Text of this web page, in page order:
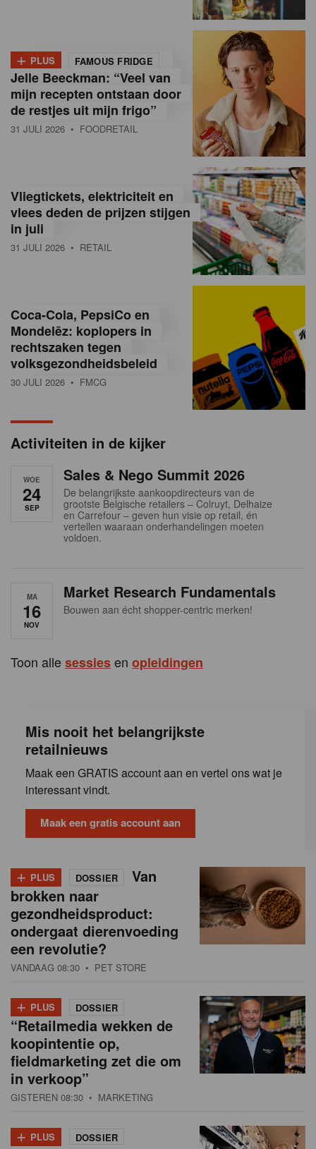
n
B
e
g
ë
e
a
n
+ PLUS FAMOUS FRIDGE
Jelle Beeckman: “Veel van
mijn recepten ontstaan door
de restjes uit mijn frigo”
31 JULI 2026 • FOODRETAIL
Vliegtickets, elektriciteit en
vlees deden de prijzen stijgen
in juli
31 JULI 2026 • RETAIL
Coca-Cola, PepsiCo en
Mondelēz: koplopers in
rechtszaken tegen
volksgezondheidsbeleid
30 JULI 2026 • FMCG
Activiteiten in de kijker
WOE
24
SEP
Sales & Nego Summit 2026
De belangrijkste aankoopdirecteurs van de
grootste Belgische retailers – Colruyt, Delhaize
en Carrefour – geven hun visie op retail, én
vertellen waaraan onderhandelingen moeten
voldoen.
MA
16
NOV
Market Research Fundamentals
Bouwen aan écht shopper-centric merken!
Toon allesessiesen opleidingen
Mis nooit het belangrijkste
retailnieuws
Maak een GRATIS account aan en vertel ons wat je
interessant vindt.
Maak een gratis account aan
+ PLUS DOSSIER
Van
brokken naar
gezondheidsproduct:
ondergaat dierenvoeding
een revolutie?
VANDAAG 08:30 • PET STORE
+ PLUS DOSSIER
“Retailmedia wekken de
koopintentie op,
fieldmarketing zet die om
in verkoop”
GISTEREN 08:30 • MARKETING
+ PLUS DOSSIER